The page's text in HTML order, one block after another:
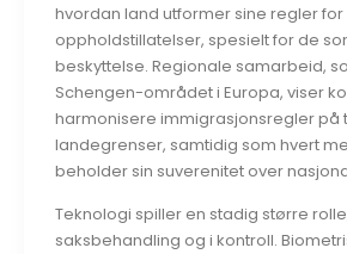
hvordan land utformer sine regler for
oppholdstillatelser, spesielt for de
beskyttelse. Regionale samarbeid,
Schengen-området i Europa, viser
harmonisere immigrasjonsregler på
landegrenser, samtidig som hvert
beholder sin suverenitet over
Teknologi spiller en stadig større
saksbehandling og i kontroll.